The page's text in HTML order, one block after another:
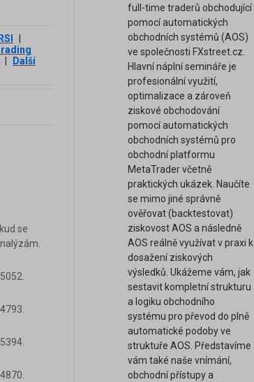
RSI
Další
se
full-time traderů obchodující
pomocí automatických
obchodních systémů (AOS)
ve společnosti FXstreet.cz.
Hlavní náplní semináře je
profesionální využití,
optimalizace a zároveň
ziskové obchodování
pomocí automatických
obchodních systémů pro
obchodní platformu
MetaTrader včetně
praktických ukázek. Naučíte
se mimo jiné správně
ověřovat (backtestovat)
ziskovost AOS a následně
AOS reálně využívat v praxi k
dosažení ziskových
výsledků. Ukážeme vám, jak
sestavit kompletní strukturu
a logiku obchodního
systému pro převod do plně
automatické podoby ve
struktuře AOS. Představíme
vám také naše vnímání,
obchodní přístupy a